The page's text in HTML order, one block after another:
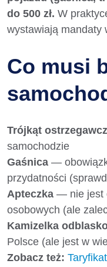
do 500 zł. W
wystawiają mandaty
Co musi
Trójkąt
samochodzie
Gaśnica —
przydatności
Apteczka — nie jest
osobowych (ale
Kamizelka
Polsce (ale jest w
Zobacz też: